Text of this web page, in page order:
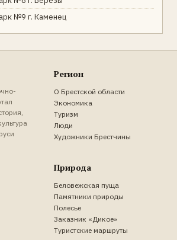
№9 г. Каменец
Регион
О Брестской области
Экономика
Туризм
Люди
Художники Брестчины
Природа
Беловежская пуща
Памятники природы
Полесье
Заказник «Дикое»
Туристские маршруты